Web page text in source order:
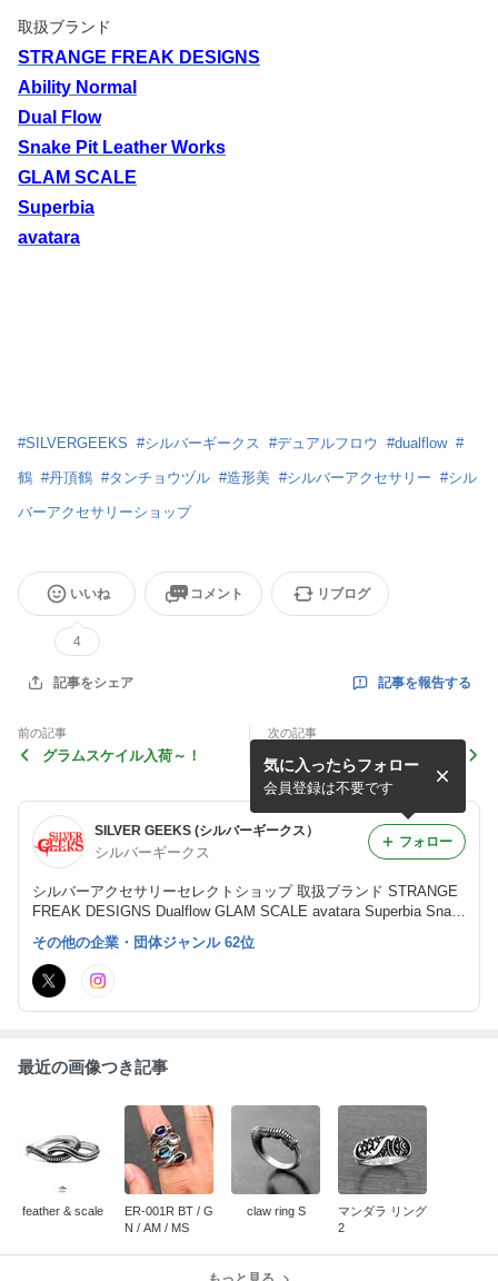
取扱ブランド
STRANGE FREAK DESIGNS
Ability Normal
Dual Flow
Snake Pit Leather Works
GLAM SCALE
Superbia
avatara
#SILVERGEEKS #シルバーギークス #デュアルフロウ #dualflow #
鶴 #丹頂鶴 #タンチョウヅル #造形美 #シルバーアクセサリー #シル
バーアクセサリーショップ
いいね
4
コメント リブログ
記事をシェア 記事を報告する
前の記事
グラムスケイル入荷～！
次の記事
SILVER GEEKS (シルバーギークス）
シルバーギークス
シルバーアクセサリーセレクトショップ 取扱ブランド STRANGE
FREAK DESIGNS Dualflow GLAM SCALE avatara Superbia Snak
e Pit Leather Works
気に入ったらフォロー
会員登録は不要です
フォロー
その他の企業・団体ジャンル 62位
最近の画像つき記事
feather & scale
ER-001R BT / G
N / AM / MS
claw ring S
マンダラ リング
2